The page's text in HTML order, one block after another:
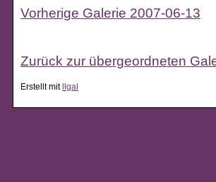
Vorherige Galerie 2007-06-13
Zurück zur übergeordneten
Erstellt mit llgal